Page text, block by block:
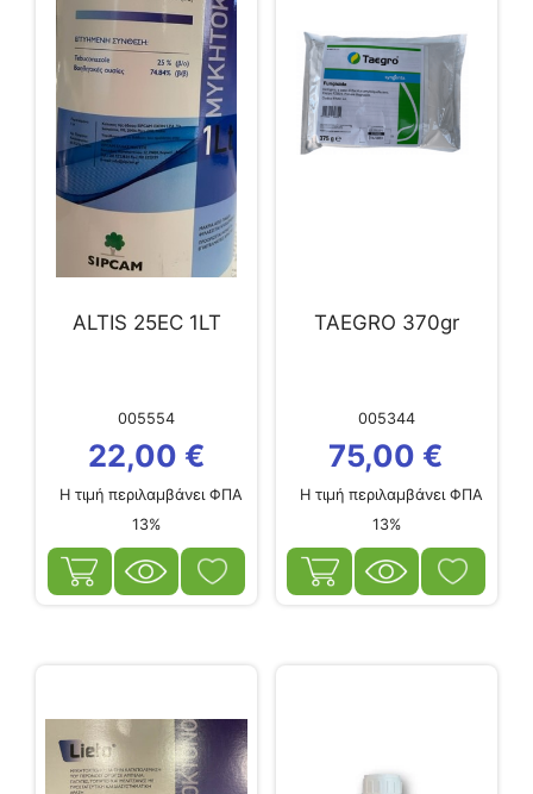
ALTIS 25EC 1LT
005554
22,00 €
Η τιμή περιλαμβάνει ΦΠΑ
13%
TAEGRO 370gr
005344
75,00 €
Η τιμή περιλαμβάνει ΦΠΑ
13%